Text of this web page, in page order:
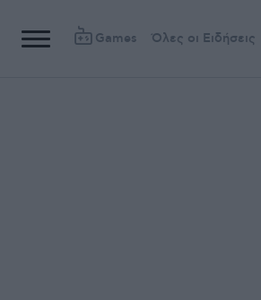
Games Όλες οι Ειδήσεις